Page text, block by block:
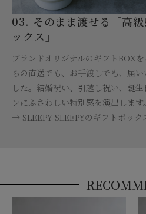
03. そのまま渡せる「高
ックス」
ブランドオリジナルのギフトBOX
らの直送でも、お手渡しでも、届
した。結婚祝い、引越し祝い、誕
ンにふさわしい特別感を演出します。
→ SLEEPY SLEEPYのギフトボック